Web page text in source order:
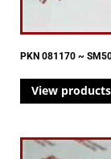
PKN 081170 ~
View products